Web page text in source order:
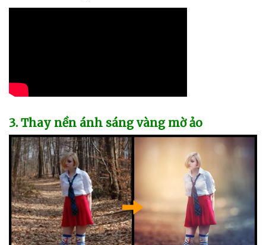
3. Thay nền ánh sáng vàng mờ ảo